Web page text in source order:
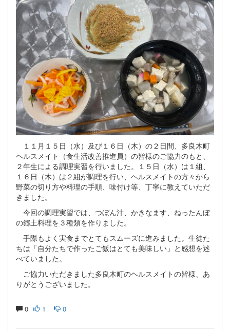
１１月１５日（水）及び１６日（木）の２日間、多良木町
ヘルスメイト（食生活改善推進員）の皆様のご協力のもと、
２年生による調理実習を行いました。１５日（水）は１組、
１６日（木）は２組が調理を行い、ヘルスメイトの方々から
野菜の切り方や料理の手順、味付け等、丁寧に教えていただ
きました。
今回の調理実習では、つぼん汁、かきなます、ねったんぼ
の郷土料理を３種類を作りました。
手際もよく実食までとてもスムーズに進みました。生徒た
ちは「自分たちで作ったご飯はとても美味しい」と感想を述
べていました。
ご協力いただきました多良木町のヘルスメイトの皆様、あ
りがとうございました。
0 1 0